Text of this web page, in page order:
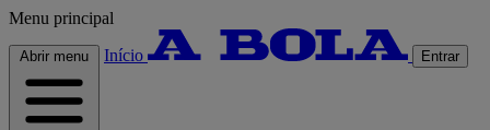
Menu principal
Abrir menu Início Entrar